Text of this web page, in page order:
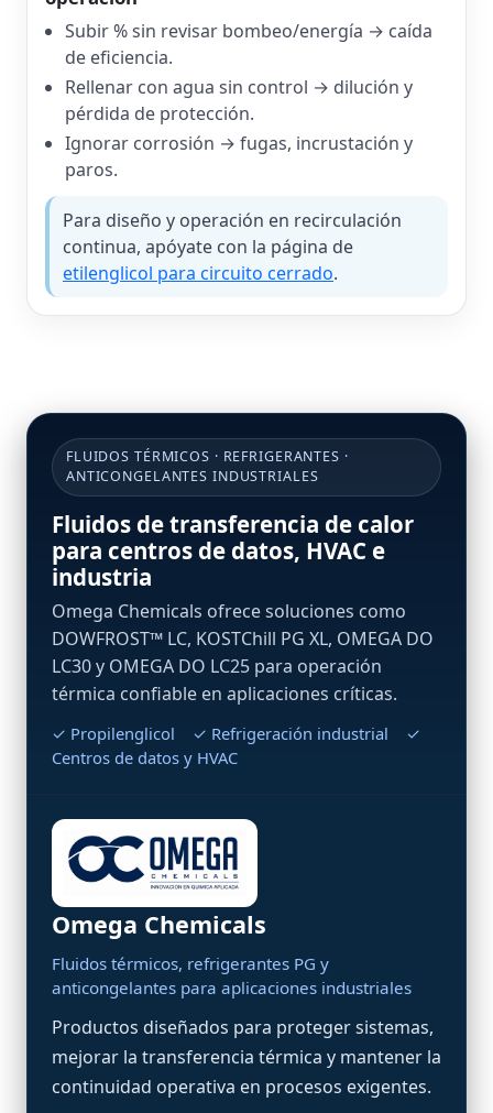
Subir % sin revisar bombeo/energía → caída
de eficiencia.
Rellenar con agua sin control → dilución y
pérdida de protección.
Ignorar corrosión → fugas, incrustación y
paros.
Para diseño y operación en recirculación
continua, apóyate con la página de
etilenglicol para circuito cerrado.
FLUIDOS TÉRMICOS · REFRIGERANTES ·
ANTICONGELANTES INDUSTRIALES
Fluidos de transferencia de calor
para centros de datos, HVAC e
industria
Omega Chemicals ofrece soluciones como
DOWFROST™ LC, KOSTChill PG XL, OMEGA DO
LC30 y OMEGA DO LC25 para operación
térmica confiable en aplicaciones críticas.
✓ Propilenglicol ✓ Refrigeración industrial ✓
Centros de datos y HVAC
Omega Chemicals
Fluidos térmicos, refrigerantes PG y
anticongelantes para aplicaciones industriales
Productos diseñados para proteger sistemas,
mejorar la transferencia térmica y mantener la
continuidad operativa en procesos exigentes.